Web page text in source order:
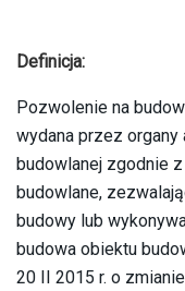
Definicja:
Pozwolenie na
wydana przez
budowlanej zgodnie
budowlane,
budowy lub
budowa obiektu
20 II 2015 r. o